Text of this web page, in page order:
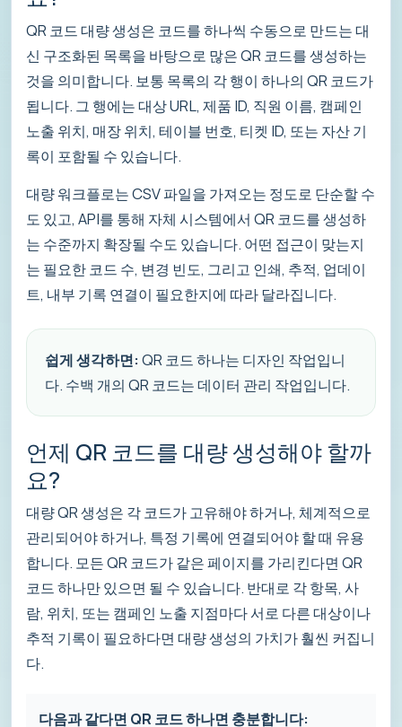
QR 코드 대량 생성은 코드를 하나씩 수동으로 만드는 대
신 구조화된 목록을 바탕으로 많은 QR 코드를 생성하는
것을 의미합니다. 보통 목록의 각 행이 하나의 QR 코드가
됩니다. 그 행에는 대상 URL, 제품 ID, 직원 이름, 캠페인
노출 위치, 매장 위치, 테이블 번호, 티켓 ID, 또는 자산 기
록이 포함될 수 있습니다.
대량 워크플로는 CSV 파일을 가져오는 정도로 단순할 수
도 있고, API를 통해 자체 시스템에서 QR 코드를 생성하
는 수준까지 확장될 수도 있습니다. 어떤 접근이 맞는지
는 필요한 코드 수, 변경 빈도, 그리고 인쇄, 추적, 업데이
트, 내부 기록 연결이 필요한지에 따라 달라집니다.
쉽게 생각하면: QR 코드 하나는 디자인 작업입니
다. 수백 개의 QR 코드는 데이터 관리 작업입니다.
언제 QR 코드를 대량 생성해야 할까
요?
대량 QR 생성은 각 코드가 고유해야 하거나, 체계적으로
관리되어야 하거나, 특정 기록에 연결되어야 할 때 유용
합니다. 모든 QR 코드가 같은 페이지를 가리킨다면 QR
코드 하나만 있으면 될 수 있습니다. 반대로 각 항목, 사
람, 위치, 또는 캠페인 노출 지점마다 서로 다른 대상이나
추적 기록이 필요하다면 대량 생성의 가치가 훨씬 커집니
다.
다음과 같다면 QR 코드 하나면 충분합니다: